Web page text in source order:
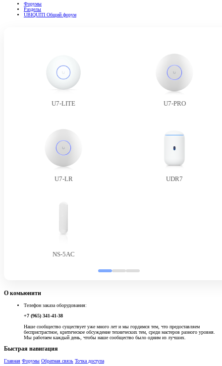
Форумы
Разделы
UBIQUITI Общий форум
U7-LITE U7-PRO
U7-LR UDR7
NS-5AC
О комьюнити
Телефон заказа оборудования:
+7 (965) 341-41-38
Наше сообщество существует уже много лет и мы гордимся тем, что предоставляем
беспристрастное, критическое обсуждение технических тем, среди мастеров разного уровня.
Мы работаем каждый день, чтобы наше сообщество было одним из лучших.
Быстрая навигация
Главная Форумы Обратная связь Точка доступа